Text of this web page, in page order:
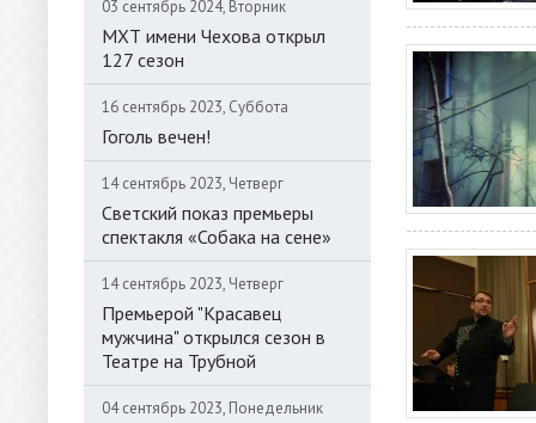
03 сентябрь 2024, Вторник
МХТ имени Чехова открыл
127 сезон
16 сентябрь 2023, Суббота
Гоголь вечен!
14 сентябрь 2023, Четверг
Светский показ премьеры
спектакля «Собака на сене»
14 сентябрь 2023, Четверг
Премьерой "Красавец
мужчина" открылся сезон в
Театре на Трубной
04 сентябрь 2023, Понедельник